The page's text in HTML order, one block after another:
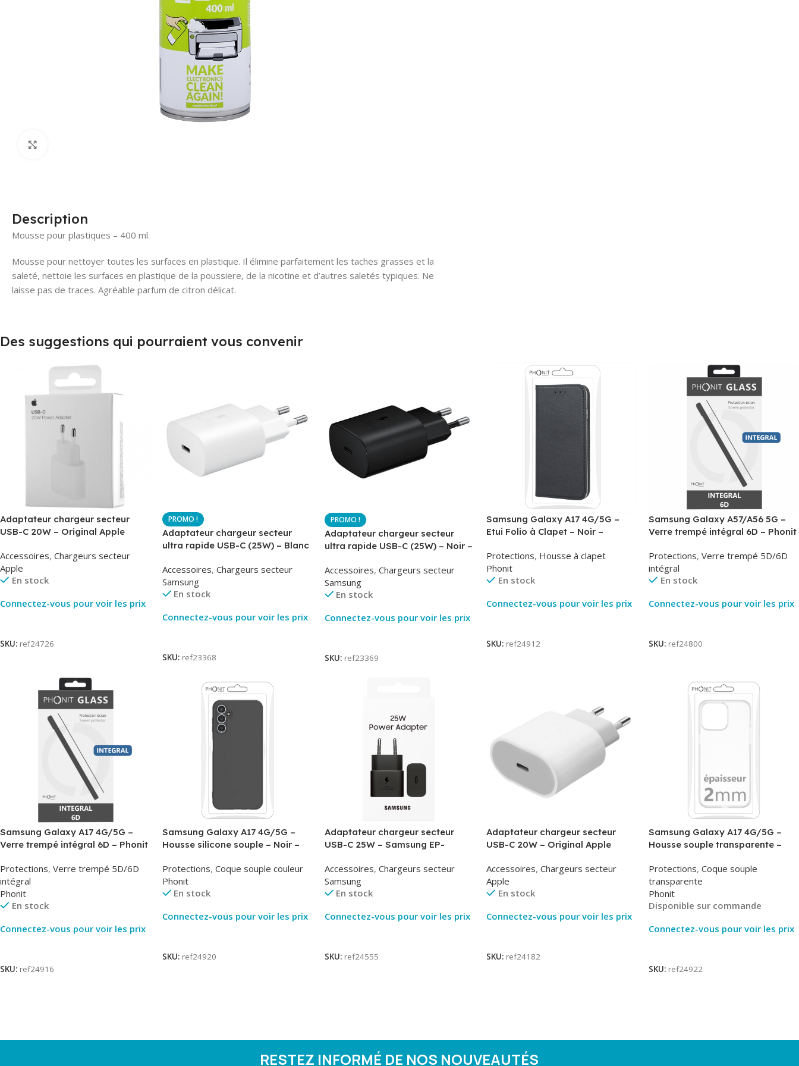
Description
Mousse pour plastiques – 400 ml.
Mousse pour nettoyer toutes les surfaces en plastique. Il élimine parfaitement les taches grasses et la
saleté, nettoie les surfaces en plastique de la poussiere, de la nicotine et d’autres saletés typiques. Ne
laisse pas de traces. Agréable parfum de citron délicat.
Des suggestions qui pourraient vous convenir
Adaptateur chargeur secteur
USB-C 20W – Original Apple
Accessoires, Chargeurs secteur
Apple
En stock
Connectez-vous pour voir les prix
SKU: ref24726
Adaptateur chargeur secteur
ultra rapide USB-C (25W) – Blanc
Accessoires, Chargeurs secteur
Samsung
En stock
Connectez-vous pour voir les prix
SKU: ref23368
Adaptateur chargeur secteur
ultra rapide USB-C (25W) – Noir –
Accessoires, Chargeurs secteur
Samsung
En stock
Connectez-vous pour voir les prix
SKU: ref23369
Samsung Galaxy A17 4G/5G –
Etui Folio à Clapet – Noir –
Protections, Housse à clapet
Phonit
En stock
Connectez-vous pour voir les prix
SKU: ref24912
Samsung Galaxy A57/A56 5G –
Verre trempé intégral 6D – Phonit
Protections, Verre trempé 5D/6D
intégral
En stock
Connectez-vous pour voir les prix
SKU: ref24800
Samsung Galaxy A17 4G/5G –
Verre trempé intégral 6D – Phonit
Protections, Verre trempé 5D/6D
intégral
Phonit
En stock
Connectez-vous pour voir les prix
SKU: ref24916
Samsung Galaxy A17 4G/5G –
Housse silicone souple – Noir –
Protections, Coque souple couleur
Phonit
En stock
Connectez-vous pour voir les prix
SKU: ref24920
Adaptateur chargeur secteur
USB-C 25W – Samsung EP-
Original
Accessoires, Chargeurs secteur
Samsung
En stock
Connectez-vous pour voir les prix
SKU: ref24555
Adaptateur chargeur secteur
USB-C 20W – Original Apple
Accessoires, Chargeurs secteur
Apple
En stock
Connectez-vous pour voir les prix
SKU: ref24182
Samsung Galaxy A17 4G/5G –
Housse souple transparente –
Protections, Coque souple
transparente
Phonit
Disponible sur commande
Connectez-vous pour voir les prix
SKU: ref24922
RESTEZ INFORMÉ DE NOS NOUVEAUTÉS